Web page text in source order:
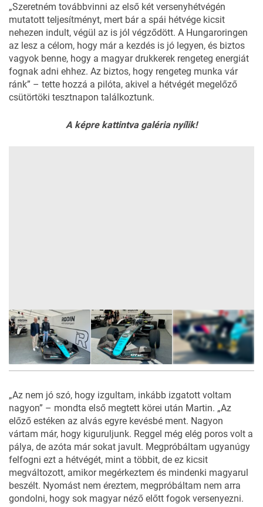
„Szeretném továbbvinni az első két versenyhétvégén
mutatott teljesítményt, mert bár a spái hétvége kicsit
nehezen indult, végül az is jól végződött. A Hungaroringen
az lesz a célom, hogy már a kezdés is jó legyen, és biztos
vagyok benne, hogy a magyar drukkerek rengeteg energiát
fognak adni ehhez. Az biztos, hogy rengeteg munka vár
ránk” – tette hozzá a pilóta, akivel a hétvégét megelőző
csütörtöki tesztnapon találkoztunk.
A képre kattintva galéria nyílik!
„Az nem jó szó, hogy izgultam, inkább izgatott voltam
nagyon” – mondta első megtett körei után Martin. „Az
előző estéken az alvás egyre kevésbé ment. Nagyon
vártam már, hogy kiguruljunk. Reggel még elég poros volt a
pálya, de azóta már sokat javult. Megpróbáltam ugyanúgy
felfogni ezt a hétvégét, mint a többit, de ez kicsit
megváltozott, amikor megérkeztem és mindenki magyarul
beszélt. Nyomást nem éreztem, megpróbáltam nem arra
gondolni, hogy sok magyar néző előtt fogok versenyezni.